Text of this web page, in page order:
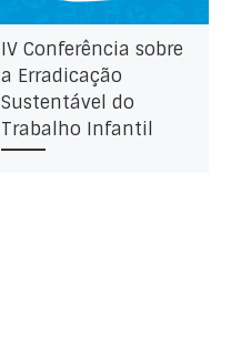
IV Conferência sobre
a Erradicação
Sustentável do
Trabalho Infantil